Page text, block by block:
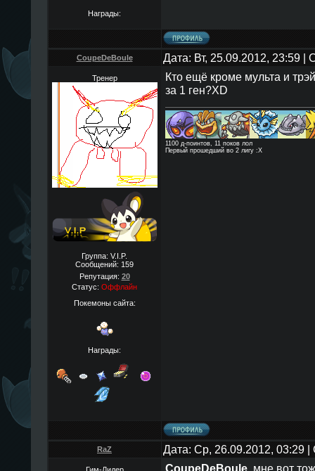
Награды:
CoupeDeBoule Дата: Вт, 25.09.2012, 23:59
Тренер
Группа: V.I.P.
Сообщений: 159
Репутация: 20
Статус: Оффлайн
Покемоны сайта:
Награды:
Кто ещё кроме мульта и
за 1 ген?XD
1100 д-поинтов, 11 поков лол
Первый прошедший во 2 лигу :Х
RaZ Дата: Ср, 26.09.2012, 03:29
CoupeDeBoule, мне вот